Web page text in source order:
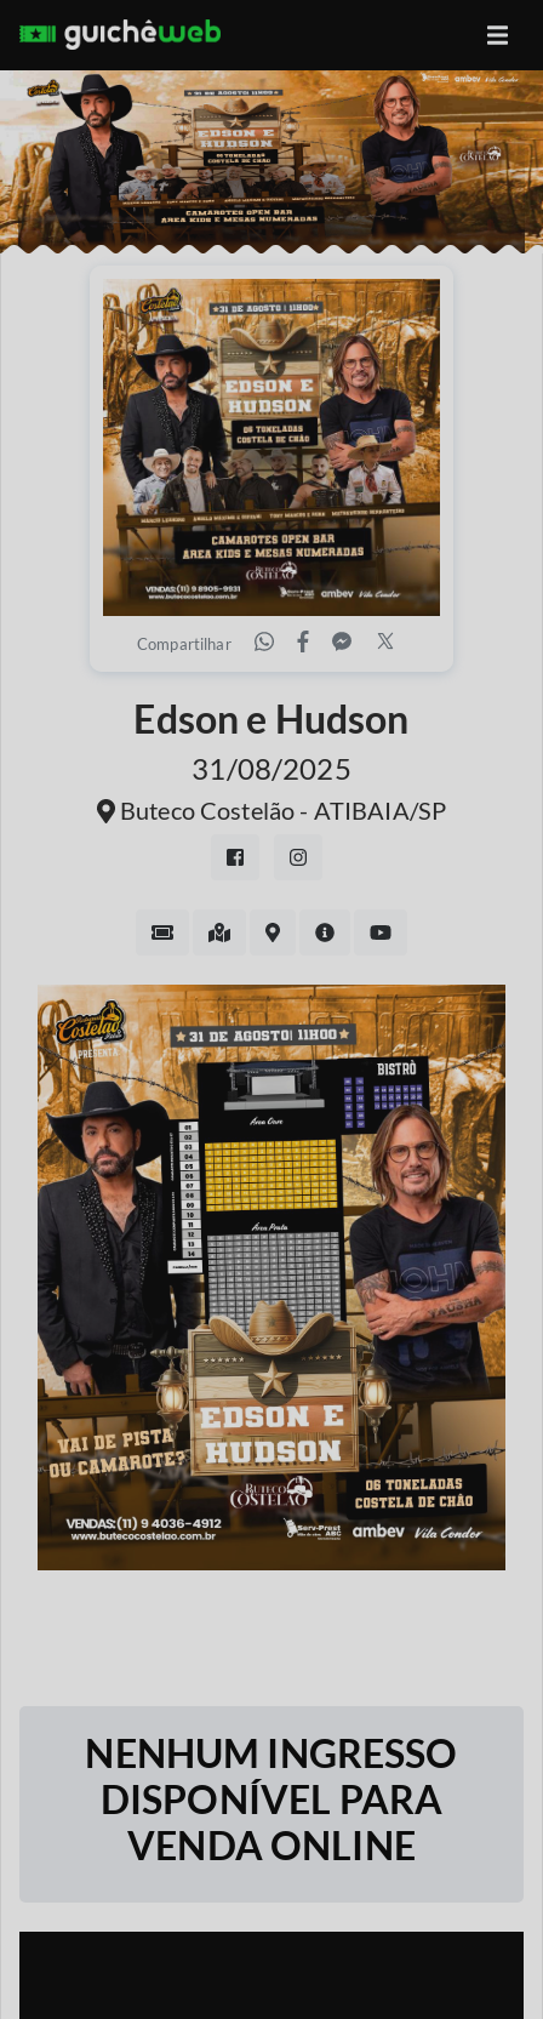
Compartilhar
Edson e Hudson
31/08/2025
Buteco Costelão - ATIBAIA/SP
NENHUM INGRESSO
DISPONÍVEL PARA
VENDA ONLINE